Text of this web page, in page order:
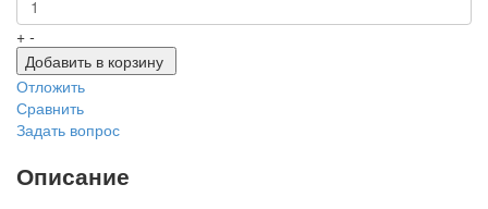
+ -
Добавить в корзину
Отложить
Сравнить
Задать вопрос
Описание